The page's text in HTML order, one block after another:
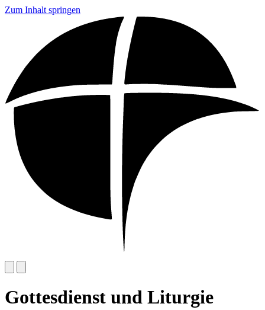
Zum Inhalt springen
Gottesdienst und Liturgie